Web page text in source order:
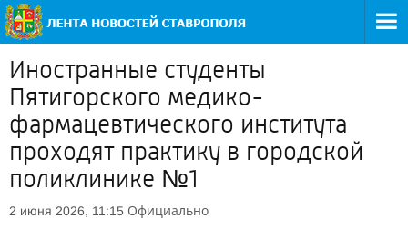
Иностранные студенты
Пятигорского медико-
фармацевтического института
проходят практику в городской
поликлинике №1
2 июня 2026, 11:15 Официально